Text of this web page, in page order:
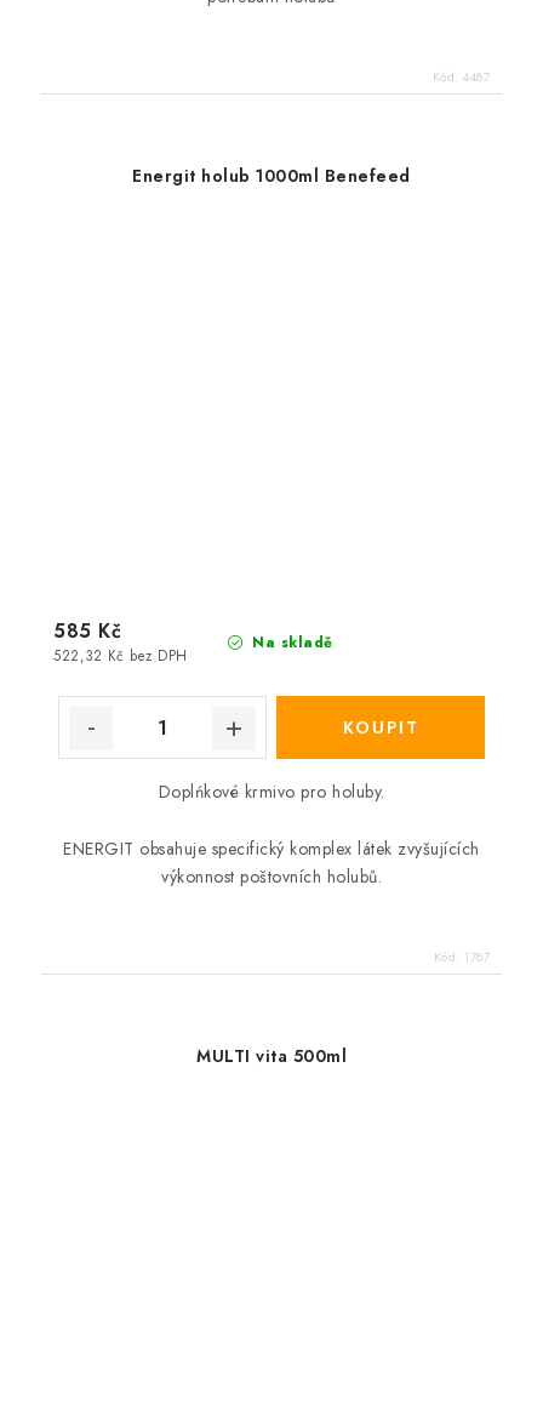
Kód: 4487
Energit holub 1000ml Benefeed
Na skladě
522,32 Kč bez DPH
585 Kč
Doplńkové krmivo pro holuby.
ENERGIT obsahuje specifický komplex látek zvyšujících
výkonnost poštovních holubů.
Kód: 1787
MULTI vita 500ml